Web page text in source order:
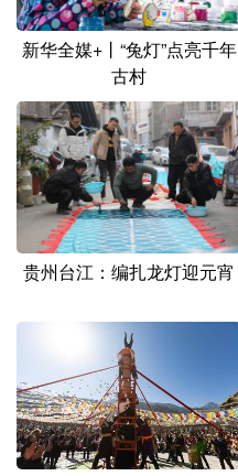
新华全媒+丨“兔灯”点亮千年
古村
贵州台江：编扎龙灯迎元宵